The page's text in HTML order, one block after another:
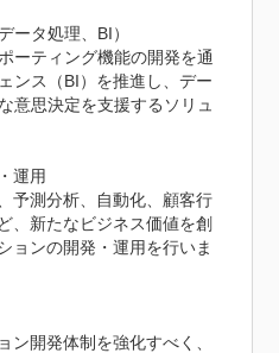
ータ処理、BI）
ーティング機能の開発を通
ンス（BI）を推進し、デー
意思決定を支援するソリュ
運用
予測分析、自動化、顧客行
、新たなビジネス価値を創
ョンの開発・運用を行いま
ン開発体制を強化すべく、